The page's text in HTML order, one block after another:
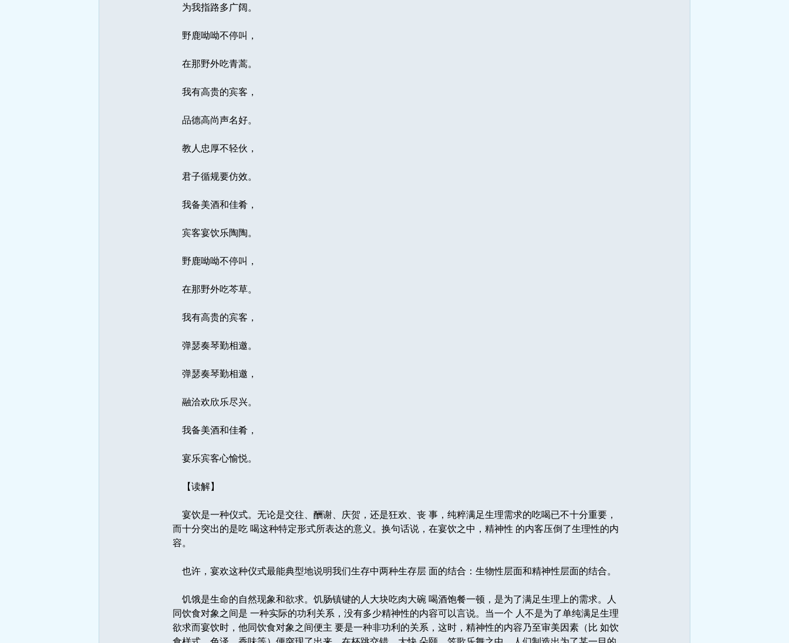
为我指路多广阔。
野鹿呦呦不停叫，
在那野外吃青蒿。
我有高贵的宾客，
品德高尚声名好。
教人忠厚不轻伙，
君子循规要仿效。
我备美酒和佳肴，
宾客宴饮乐陶陶。
野鹿呦呦不停叫，
在那野外吃芩草。
我有高贵的宾客，
弹瑟奏琴勤相邀。
弹瑟奏琴勤相邀，
融洽欢欣乐尽兴。
我备美酒和佳肴，
宴乐宾客心愉悦。
【读解】
宴饮是一种仪式。无论是交往、酬谢、庆贺，还是狂欢、丧 事，纯粹满足生理需求的吃喝已不十分重要，
而十分突出的是吃 喝这种特定形式所表达的意义。换句话说，在宴饮之中，精神性 的内客压倒了生理性的内
容。
也许，宴欢这种仪式最能典型地说明我们生存中两种生存层 面的结合：生物性层面和精神性层面的结合。
饥饿是生命的自然现象和欲求。饥肠镇键的人大块吃肉大碗 喝酒饱餐一顿，是为了满足生理上的需求。人
同饮食对象之间是 一种实际的功利关系，没有多少精神性的内容可以言说。当一个 人不是为了单纯满足生理
欲求而宴饮时，他同饮食对象之间便主 要是一种非功利的关系，这时，精神性的内容乃至审美因素（比 如饮